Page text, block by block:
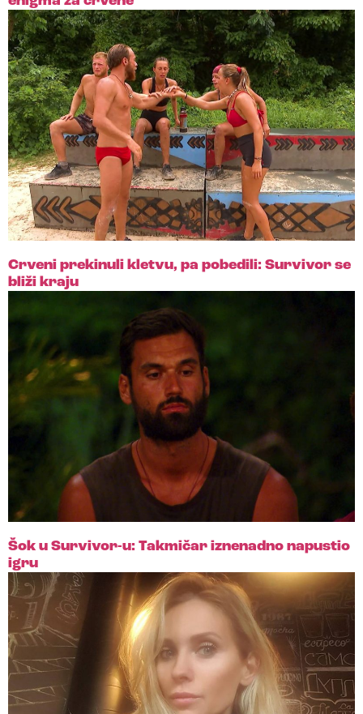
Crveni prekinuli kletvu, pa pobedili: Survivor se
bliži kraju
Šok u Survivor-u: Takmičar iznenadno napustio
igru